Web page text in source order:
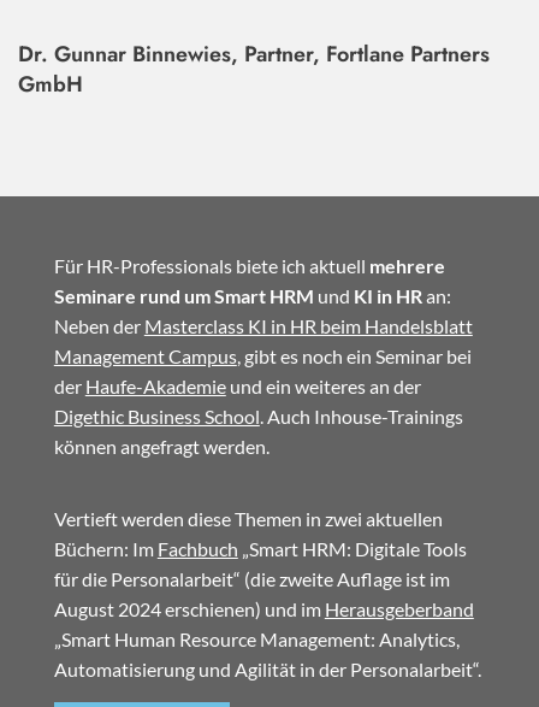
Dr. Gunnar Binnewies, Partner, Fortlane Partners
GmbH
Für HR-Professionals biete ich aktuell mehrere
Seminare rund um Smart HRM und KI in HR an:
Neben der Masterclass KI in HR beim Handelsblatt
Management Campus, gibt es noch ein Seminar bei
der Haufe-Akademieund ein weiteres an der
Digethic Business School . Auch Inhouse-Trainings
können angefragt werden.
Vertieft werden diese Themen in zwei aktuellen
Büchern: Im Fachbuch „Smart HRM: Digitale Tools
für die Personalarbeit“ (die zweite Auflage ist im
August 2024 erschienen) und im Herausgeberband
„Smart Human Resource Management: Analytics,
Automatisierung und Agilität in der Personalarbeit“.